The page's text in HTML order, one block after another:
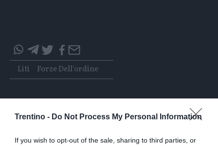
Trentino - Do Not Process My Personal Information
If you wish to opt-out of the sale, sharing to third parties, or
questo
articolo
su
questo
articolo
su
Tags
Liti Forze Dell'ordine